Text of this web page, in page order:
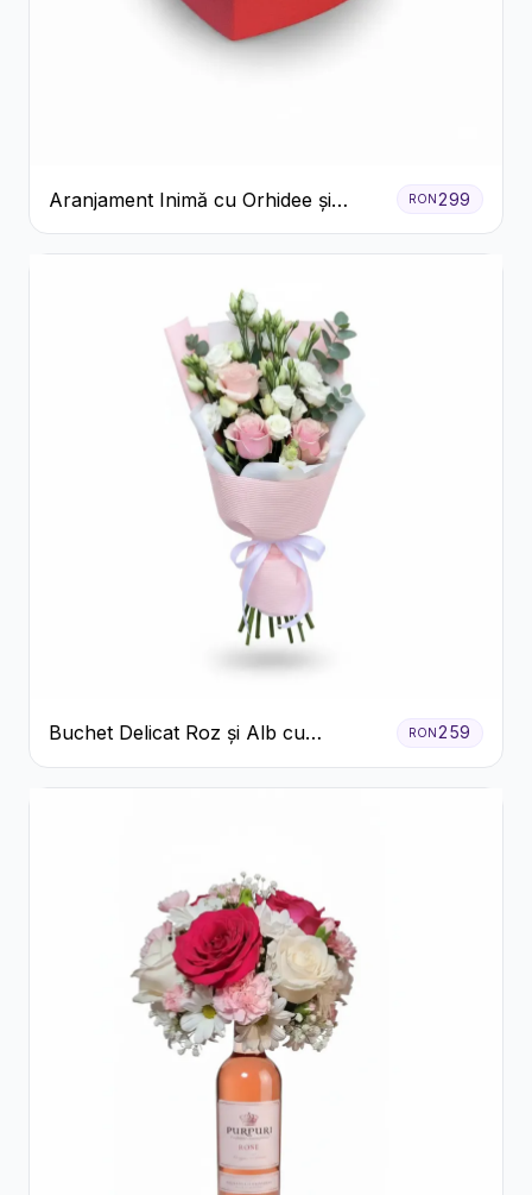
Aranjament Inimă cu Orhidee și
Floarea Miresei
RON299
Buchet Delicat Roz și Alb cu
Trandafiri și Lisianthus
RON259